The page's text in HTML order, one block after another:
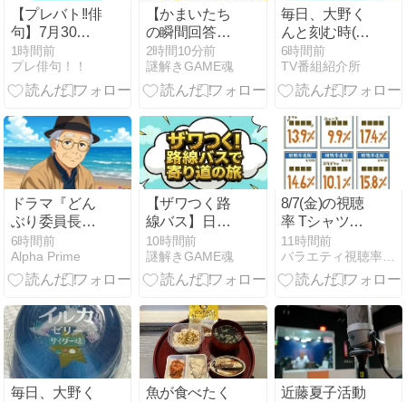
【プレバト!!俳
句】7月30日
夏井先生の解
説と感想まと
め
1時間前
プレ俳句！！
【かまいたち
の瞬間回答】
8月7日！夏の
激うまアレン
ジレシピ＆焼
ニア・丸亀製
麺明太リゾッ
ト裏ワザまと
め
2時間10分前
謎解きGAME魂
毎日、大野く
んと刻む時(〃
▽〃)はや19
日・・・まだ
19日？しあわ
6時間前
TV番組紹介所
ドラマ『どん
ぶり委員長』
に、食べたい
が止まらない
6時間前
Alpha Prime
【ザワつく路
線バス】日本
橋三越デパ地
下の日本橋三
越のバニラス
＆高級チョコ
のお店はど
こ？【8月7日
放送】
10時間前
謎解きGAME魂
8/7(金)の視聴
率 Tシャツが
乾くまで、J1
開幕記念マッ
チ 横浜F・マ
アントラー
ズ、リーガル
ビート ほか
11時間前
毎日、大野く
魚が食べたく
近藤夏子活動